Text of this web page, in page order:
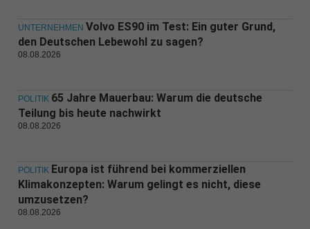
UNTERNEHMEN Volvo ES90 im Test: Ein guter Grund,
den Deutschen Lebewohl zu sagen?
08.08.2026
POLITIK 65 Jahre Mauerbau: Warum die deutsche
Teilung bis heute nachwirkt
08.08.2026
POLITIK Europa ist führend bei kommerziellen
Klimakonzepten: Warum gelingt es nicht, diese
umzusetzen?
08.08.2026